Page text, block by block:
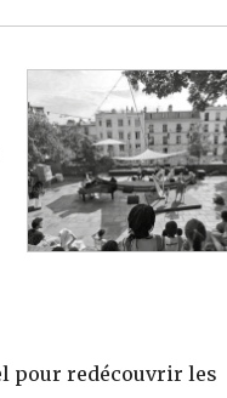
pour redécouvrir les